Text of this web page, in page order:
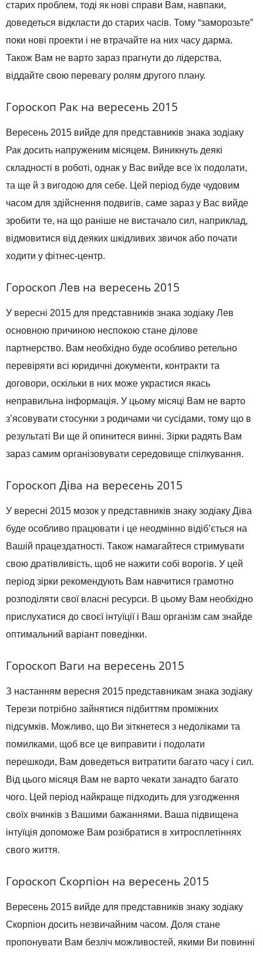
старих проблем, тоді як нові справи Вам, навпаки,
доведеться відкласти до старих часів. Тому “заморозьте”
поки нові проекти і не втрачайте на них часу дарма.
Також Вам не варто зараз прагнути до лідерства,
віддайте свою перевагу ролям другого плану.
Гороскоп Рак на вересень 2015
Вересень 2015 вийде для представників знака зодіаку
Рак досить напруженим місяцем. Виникнуть деякі
складності в роботі, однак у Вас вийде все їх подолати,
та ще й з вигодою для себе. Цей період буде чудовим
часом для здійснення подвигів, саме зараз у Вас вийде
зробити те, на що раніше не вистачало сил, наприклад,
відмовитися від деяких шкідливих звичок або почати
ходити у фітнес-центр.
Гороскоп Лев на вересень 2015
У вересні 2015 для представників знака зодіаку Лев
основною причиною неспокою стане ділове
партнерство. Вам необхідно буде особливо ретельно
перевіряти всі юридичні документи, контракти та
договори, оскільки в них може украстися якась
неправильна інформація. У цьому місяці Вам не варто
з’ясовувати стосунки з родичами чи сусідами, тому що в
результаті Ви ще й опинитеся винні. Зірки радять Вам
зараз самим організовувати середовище спілкування.
Гороскоп Діва на вересень 2015
У вересні 2015 мозок у представників знаку зодіаку Діва
буде особливо працювати і це неодмінно відіб’ється на
Вашій працездатності. Також намагайтеся стримувати
свою дратівливість, щоб не нажити собі ворогів. У цей
період зірки рекомендують Вам навчитися грамотно
розподіляти свої власні ресурси. В цьому Вам необхідно
прислухатися до своєї інтуїції і Ваш організм сам знайде
оптимальний варіант поведінки.
Гороскоп Ваги на вересень 2015
З настанням вересня 2015 представникам знака зодіаку
Терези потрібно зайнятися підбиттям проміжних
підсумків. Можливо, що Ви зіткнетеся з недоліками та
помилками, щоб все це виправити і подолати
перешкоди, Вам доведеться витратити багато часу і сил.
Від цього місяця Вам не варто чекати занадто багато
чого. Цей період найкраще підходить для узгодження
своїх вчинків з Вашими бажаннями. Ваша підвищена
інтуїція допоможе Вам розібратися в хитросплетіннях
свого життя.
Гороскоп Скорпіон на вересень 2015
Вересень 2015 вийде для представників знаку зодіаку
Скорпіон досить незвичайним часом. Доля стане
пропонувати Вам безліч можливостей, якими Ви повинні